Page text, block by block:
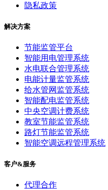
隐私政策
解决方案
节能监管平台
智能用电管理系统
水电联合管理系统
电能计量监管系统
给水管网监管系统
智能配电监管系统
中央空调计费系统
教室节能监管系统
路灯节能监管系统
智能空调远程管理系统
客户&服务
代理合作